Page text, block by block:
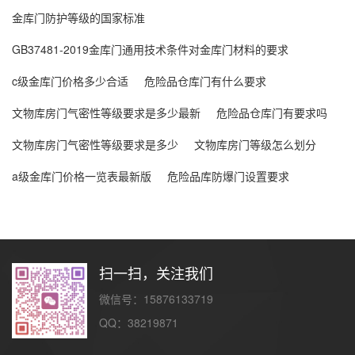
金库门防护等级的国家标准
GB37481-2019金库门通用技术条件对金库门材料的要求
c级金库门价格多少合适
危险品仓库门有什么要求
文物库房门气密性等级要求是多少最新
危险品仓库门有要求吗
文物库房门气密性等级要求是多少
文物库房门等级怎么划分
a级金库门价格一览表最新版
危险品库防爆门设置要求
扫一扫，关注我们
微信号：15876133719
QQ：38219871